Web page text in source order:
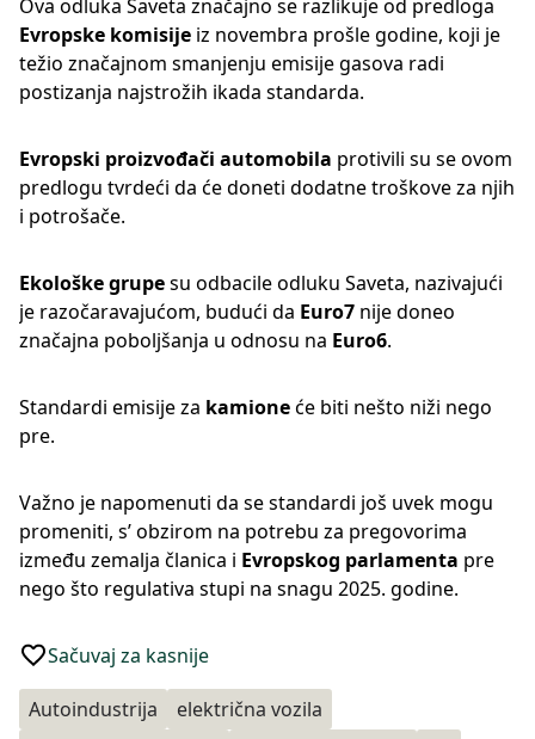
Ova odluka Saveta značajno se razlikuje od predloga
Evropske komisije iz novembra prošle godine, koji je
težio značajnom smanjenju emisije gasova radi
postizanja najstrožih ikada standarda.
Evropski proizvođači automobila protivili su se ovom
predlogu tvrdeći da će doneti dodatne troškove za njih
i potrošače.
Ekološke grupesu odbacile odluku Saveta, nazivajući
je razočaravajućom, budući da Euro7 nije doneo
značajna poboljšanja u odnosu na Euro6.
Standardi emisije za kamioneće biti nešto niži nego
pre.
Važno je napomenuti da se standardi još uvek mogu
promeniti, s’ obzirom na potrebu za pregovorima
između zemalja članica i Evropskog parlamenta pre
nego što regulativa stupi na snagu 2025. godine.
Sačuvaj za kasnije
Autoindustrija
električna vozila